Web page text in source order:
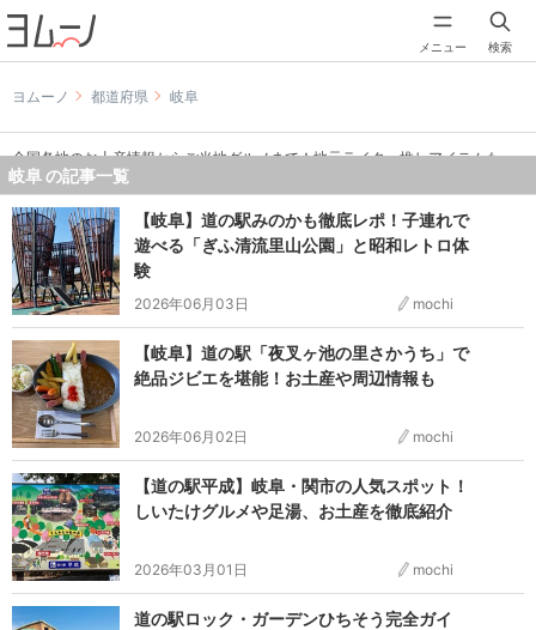
メニュー 検索
ヨムーノ 都道府県 岐阜
全国各地のお土産情報からご当地グルメまで！地元ライター推しアイテムも
岐阜 の記事一覧
【岐阜】道の駅みのかも徹底レポ！子連れで
遊べる「ぎふ清流里山公園」と昭和レトロ体
験
2026年06月03日 mochi
【岐阜】道の駅「夜叉ヶ池の里さかうち」で
絶品ジビエを堪能！お土産や周辺情報も
2026年06月02日 mochi
【道の駅平成】岐阜・関市の人気スポット！
しいたけグルメや足湯、お土産を徹底紹介
2026年03月01日 mochi
道の駅ロック・ガーデンひちそう完全ガイ